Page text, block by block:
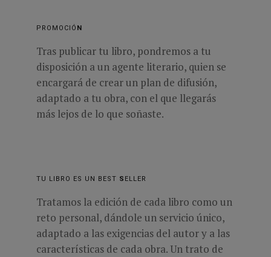
PROMOCIÓ N
Tras publicar tu libro, pondremos a tu
disposición a un agente literario, quien se
encargará de crear un plan de difusión,
adaptado a tu obra, con el que llegarás
más lejos de lo que soñaste.
TU LIBRO ES UN BEST S ELLER
Tratamos la edición de cada libro como un
reto personal, dándole un servicio único,
adaptado a las exigencias del autor y a las
características de cada obra. Un trato de